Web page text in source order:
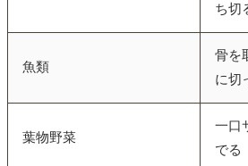
ち切
魚類
骨を
に切
葉物野菜
一口
でる